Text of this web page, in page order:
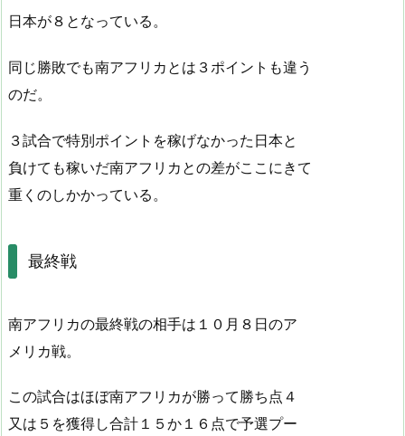
日本が８となっている。
同じ勝敗でも南アフリカとは３ポイントも違う
のだ。
３試合で特別ポイントを稼げなかった日本と
負けても稼いだ南アフリカとの差がここにきて
重くのしかかっている。
最終戦
南アフリカの最終戦の相手は１０月８日のア
メリカ戦。
この試合はほぼ南アフリカが勝って勝ち点４
又は５を獲得し合計１５か１６点で予選プー